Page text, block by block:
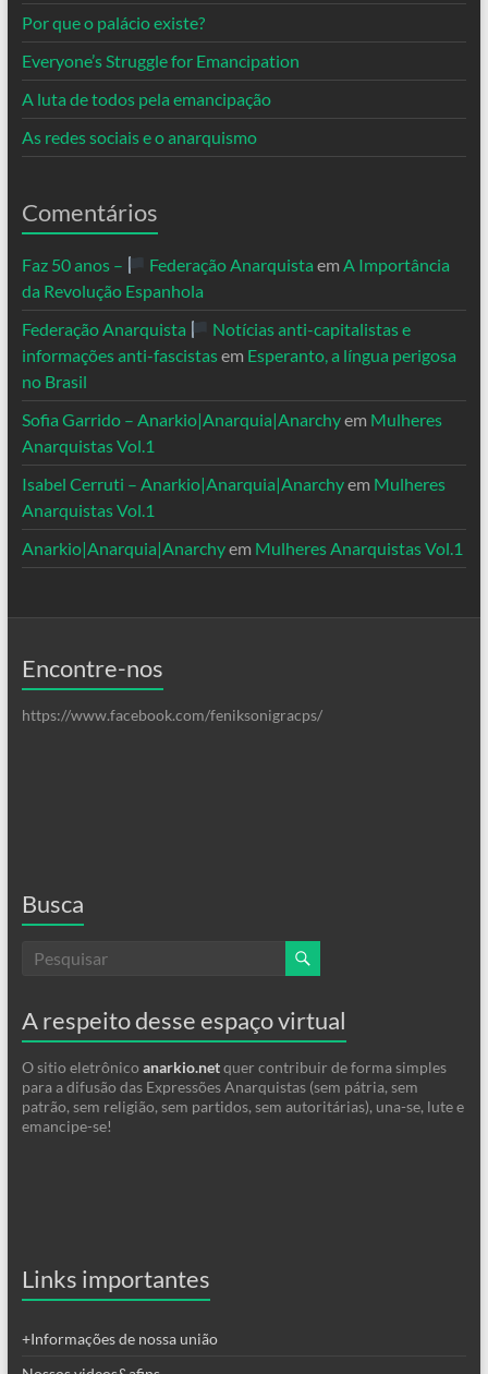
Por que o palácio existe?
Everyone’s Struggle for Emancipation
A luta de todos pela emancipação
As redes sociais e o anarquismo
Comentários
Faz 50 anos – Federação Anarquista em A Importância
da Revolução Espanhola
Federação Anarquista
Notícias anti-capitalistas e
informações anti-fascistasem Esperanto, a língua perigosa
no Brasil
Sofia Garrido – Anarkio|Anarquia|Anarchyem Mulheres
Anarquistas Vol.1
Isabel Cerruti – Anarkio|Anarquia|Anarchyem Mulheres
Anarquistas Vol.1
Anarkio|Anarquia|Anarchyem Mulheres Anarquistas Vol.1
Encontre-nos
https://www.facebook.com/feniksonigracps/
Busca
A respeito desse espaço virtual
O sitio eletrônico anarkio.netquer contribuir de forma simples
para a difusão das Expressões Anarquistas (sem pátria, sem
patrão, sem religião, sem partidos, sem autoritárias), una-se, lute e
emancipe-se!
Links importantes
+Informações de nossa união